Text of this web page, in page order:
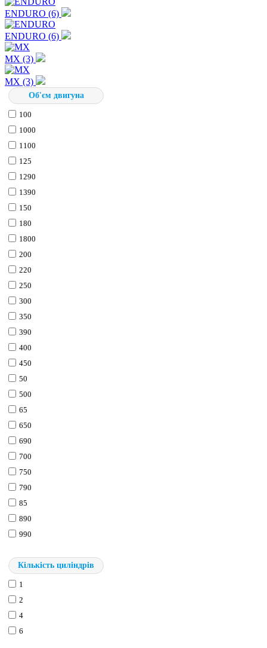
ENDURO (6)
ENDURO (6)
MX (3)
MX (3)
Об'єм двигуна
100
1000
1100
125
1290
1390
150
180
1800
200
220
250
300
350
390
400
450
50
500
65
650
690
700
750
790
85
890
990
Кількість циліндрів
1
2
4
6